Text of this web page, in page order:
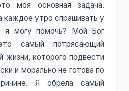
моя основная задача.
каждое утро спрашивать у
я могу помочь? Мой Бог
самый потрясающий
жизни, которого подвести
и морально не готова по
Я обрела самый